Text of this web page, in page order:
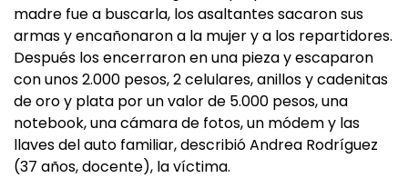
madre fue a buscarla, los asaltantes sacaron sus
armas y encañonaron a la mujer y a los repartidores.
Después los encerraron en una pieza y escaparon
con unos 2.000 pesos, 2 celulares, anillos y cadenitas
de oro y plata por un valor de 5.000 pesos, una
notebook, una cámara de fotos, un módem y las
llaves del auto familiar, describió Andrea Rodríguez
(37 años, docente), la víctima.